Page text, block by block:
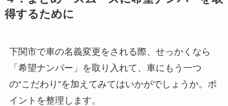
得するために
下関市で車の名義変更をされる際、せっかくなら
「希望ナンバー」を取り入れて、車にもう一つ
の“こだわり”を加えてみてはいかがでしょうか。ポ
イントを整理します。